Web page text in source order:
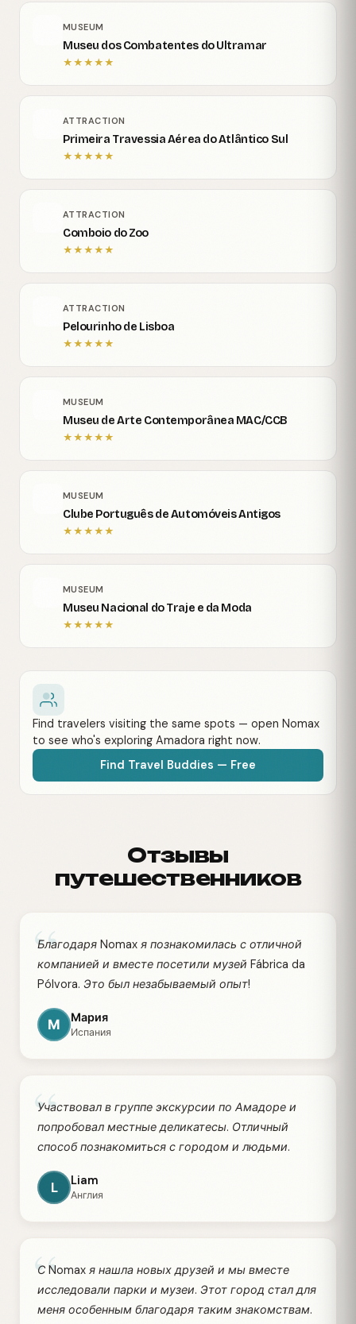
MUSEUM
Museu dos Combatentes do Ultramar
★★★★★
ATTRACTION
Primeira Travessia Aérea do Atlântico Sul
★★★★★
ATTRACTION
Comboio do Zoo
★★★★★
ATTRACTION
Pelourinho de Lisboa
★★★★★
MUSEUM
Museu de Arte Contemporânea MAC/CCB
★★★★★
MUSEUM
Clube Português de Automóveis Antigos
★★★★★
MUSEUM
Museu Nacional do Traje e da Moda
★★★★★
Find travelers visiting the same spots — open Nomax
to see who's exploring Amadora right now.
Find Travel Buddies — Free
Отзывы
путешественников
“
Благодаря Nomax я познакомилась с отличной
компанией и вместе посетили музей Fábrica da
Pólvora. Это был незабываемый опыт!
М Мария
Испания
“
Участвовал в группе экскурсии по Амадоре и
попробовал местные деликатесы. Отличный
способ познакомиться с городом и людьми.
L Liam
Англия
“
С Nomax я нашла новых друзей и мы вместе
исследовали парки и музеи. Этот город стал для
меня особенным благодаря таким знакомствам.